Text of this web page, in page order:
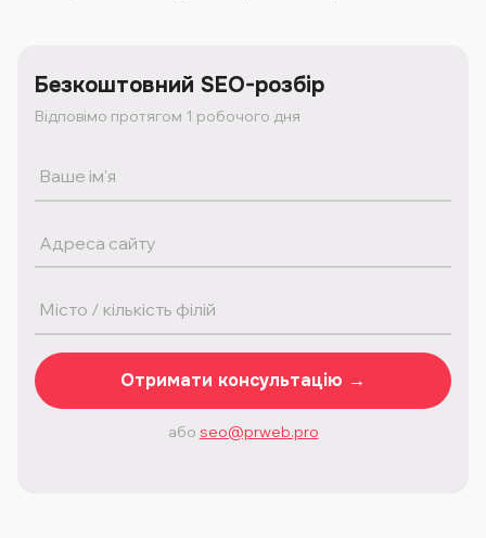
Безкоштовний SEO-розбір
Відповімо протягом 1 робочого дня
Отримати консультацію →
або seo@prweb.pro